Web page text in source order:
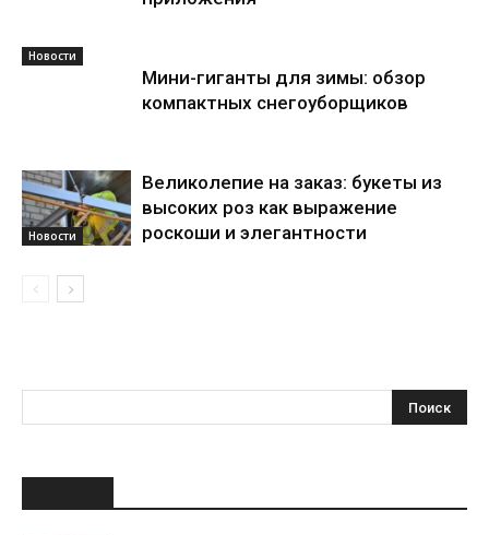
Новости
Мини-гиганты для зимы: обзор
компактных снегоуборщиков
Новости
Великолепие на заказ: букеты из
высоких роз как выражение
роскоши и элегантности